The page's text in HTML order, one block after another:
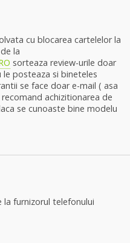
cu blocarea cartelelor la
la
sorteaza review-urile doar
posteaza si bineteles
se face doar e-mail ( asa
achizitionarea de
se cunoaste bine modelu
furnizorul telefonului